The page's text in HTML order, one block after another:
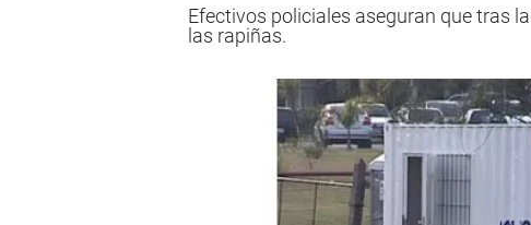
Efectivos policiales aseguran que tras
las rapiñas.